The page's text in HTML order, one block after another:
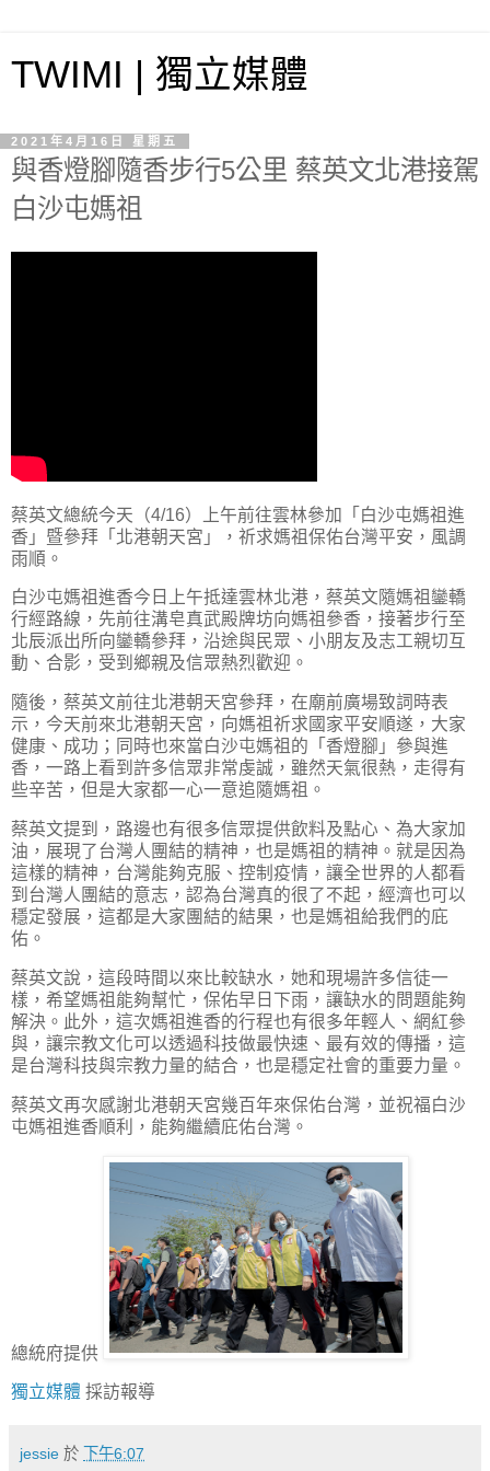
TWIMI | 獨立媒體
2021年4月16日 星期五
與香燈腳隨香步行5公里 蔡英文北港接駕
白沙屯媽祖
蔡英文總統今天（4/16）上午前往雲林參加「白沙屯媽祖進
香」暨參拜「北港朝天宮」，祈求媽祖保佑台灣平安，風調
雨順。
白沙屯媽祖進香今日上午抵達雲林北港，蔡英文隨媽祖鑾轎
行經路線，先前往溝皂真武殿牌坊向媽祖參香，接著步行至
北辰派出所向鑾轎參拜，沿途與民眾、小朋友及志工親切互
動、合影，受到鄉親及信眾熱烈歡迎。
隨後，蔡英文前往北港朝天宮參拜，在廟前廣場致詞時表
示，今天前來北港朝天宮，向媽祖祈求國家平安順遂，大家
健康、成功；同時也來當白沙屯媽祖的「香燈腳」參與進
香，一路上看到許多信眾非常虔誠，雖然天氣很熱，走得有
些辛苦，但是大家都一心一意追隨媽祖。
蔡英文提到，路邊也有很多信眾提供飲料及點心、為大家加
油，展現了台灣人團結的精神，也是媽祖的精神。就是因為
這樣的精神，台灣能夠克服、控制疫情，讓全世界的人都看
到台灣人團結的意志，認為台灣真的很了不起，經濟也可以
穩定發展，這都是大家團結的結果，也是媽祖給我們的庇
佑。
蔡英文說，這段時間以來比較缺水，她和現場許多信徒一
樣，希望媽祖能夠幫忙，保佑早日下雨，讓缺水的問題能夠
解決。此外，這次媽祖進香的行程也有很多年輕人、網紅參
與，讓宗教文化可以透過科技做最快速、最有效的傳播，這
是台灣科技與宗教力量的結合，也是穩定社會的重要力量。
蔡英文再次感謝北港朝天宮幾百年來保佑台灣，並祝福白沙
屯媽祖進香順利，能夠繼續庇佑台灣。
總統府提供
獨立媒體 採訪報導
jessie 於 下午6:07